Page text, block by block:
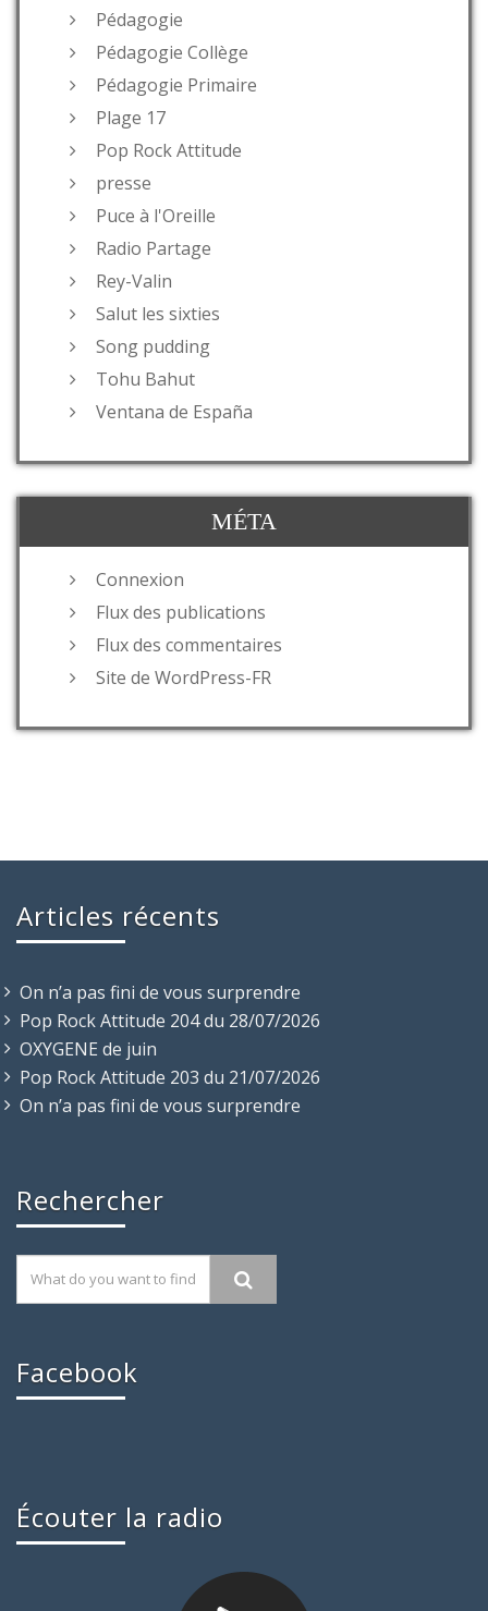
Pédagogie
Pédagogie Collège
Pédagogie Primaire
Plage 17
Pop Rock Attitude
presse
Puce à l'Oreille
Radio Partage
Rey-Valin
Salut les sixties
Song pudding
Tohu Bahut
Ventana de España
MÉTA
Connexion
Flux des publications
Flux des commentaires
Site de WordPress-FR
Articles récents
On n’a pas fini de vous surprendre
Pop Rock Attitude 204 du 28/07/2026
OXYGENE de juin
Pop Rock Attitude 203 du 21/07/2026
On n’a pas fini de vous surprendre
Rechercher
Facebook
Écouter la radio